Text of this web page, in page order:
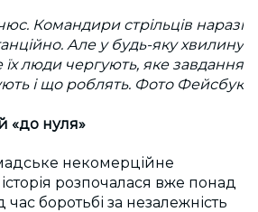
Командири стрільців наразі
Але у будь-яку хвилину
їх люди чергують, яке завдання
і що роблять. Фото Фейсбук
«до нуля»
некомерційне
розпочалася вже понад
час боротьбі за незалежність